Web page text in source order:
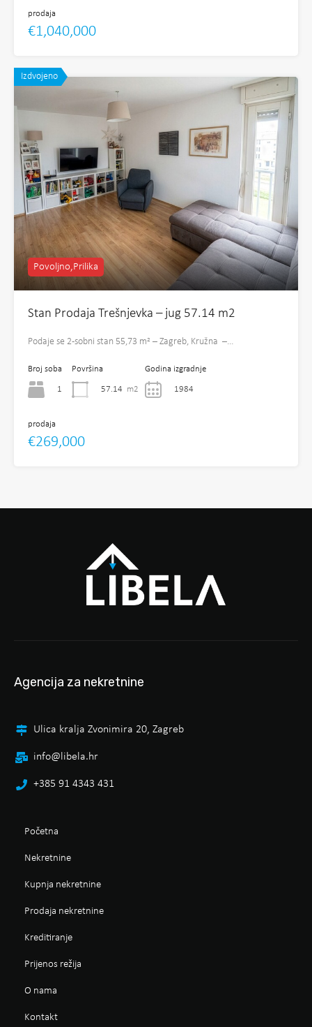
prodaja
€1,040,000
Izdvojeno
Povoljno,Prilika
Stan Prodaja Trešnjevka – jug 57.14 m2
Podaje se 2-sobni stan 55,73 m² – Zagreb, Kružna –…
Broj soba
1
Površina
57.14 m2
Godina izgradnje
1984
prodaja
€269,000
Agencija za nekretnine
Ulica kralja Zvonimira 20, Zagreb
info@libela.hr
+385 91 4343 431
Početna
Nekretnine
Kupnja nekretnine
Prodaja nekretnine
Kreditiranje
Prijenos režija
O nama
Kontakt